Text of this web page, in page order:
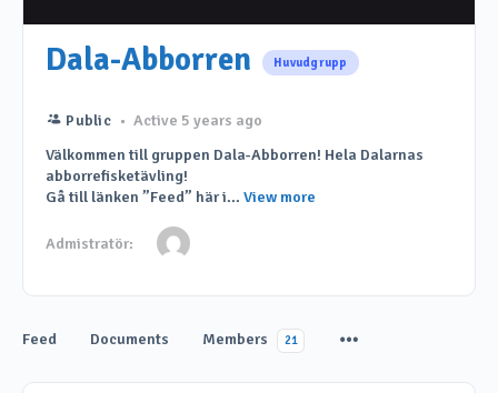
Dala-Abborren Huvudgrupp
Public
Active 5 years ago
Välkommen till gruppen Dala-Abborren! Hela Dalarnas
abborrefisketävling!
Gå till länken ”Feed” här i... View more
Admistratör:
Feed Documents Members 21